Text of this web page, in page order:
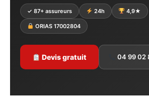
✓ 87+ assureurs 24h 4,9★
ORIAS 17002804
Devis gratuit 04 99 02